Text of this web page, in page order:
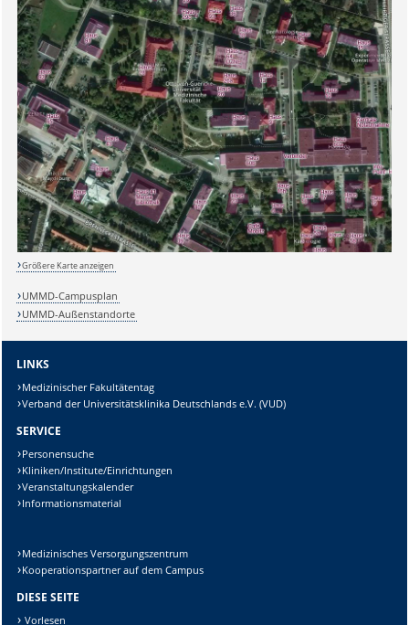
Sicherheitsabfrage:
Lösung:
Größere Karte anzeigen
UMMD-Campusplan
UMMD-Außenstandorte
LINKS
Medizinischer Fakultätentag
Verband der Universitätsklinika Deutschlands e.V. (VUD)
SERVICE
Personensuche
Kliniken/Institute/Einrichtungen
Veranstaltungskalender
Informationsmaterial
Medizinisches Versorgungszentrum
Kooperationspartner auf dem Campus
DIESE SEITE
Vorlesen